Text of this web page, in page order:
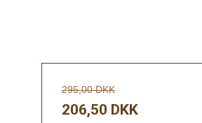
295,00 DKK
206,50 DKK